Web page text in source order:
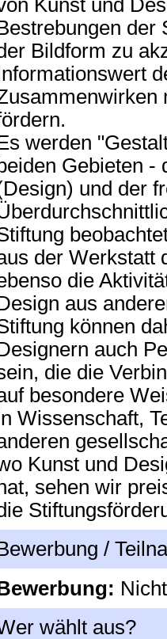
Kunst und
der
Bildform zu
werden
beiden Gebieten -
und der
der Werkstatt
die
aus
können
auch
die die
besondere
Wissenschaft,
Kunst und
hat, sehen wir
/
wählt aus?